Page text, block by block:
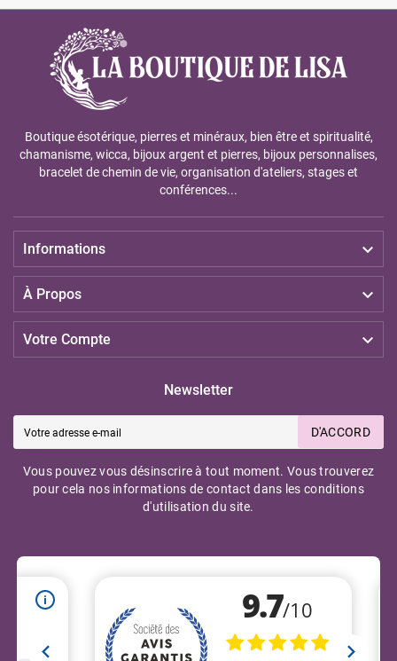
Boutique ésotérique, pierres et minéraux, bien être et spiritualité,
chamanisme, wicca, bijoux argent et pierres, bijoux personnalises,
bracelet de chemin de vie, organisation d'ateliers, stages et
conférences...
Informations 
À Propos 
Votre Compte 
Newsletter
D'ACCORD
Vous pouvez vous désinscrire à tout moment. Vous trouverez
pour cela nos informations de contact dans les conditions
d'utilisation du site.